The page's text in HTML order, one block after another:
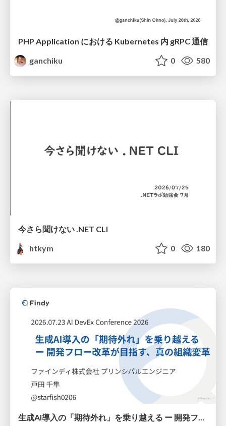
PHP Application における Kubernetes 内 gRPC 通信
ganchiku
0 580
今さら聞けない .NET CLI
htkym
0 180